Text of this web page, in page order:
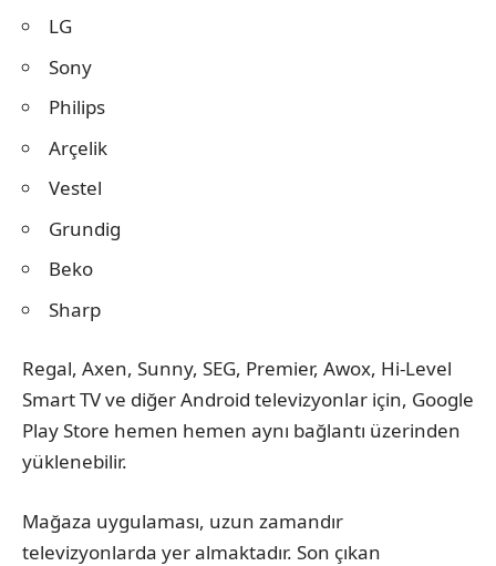
LG
Sony
Philips
Arçelik
Vestel
Grundig
Beko
Sharp
Regal, Axen, Sunny, SEG, Premier, Awox, Hi-Level
Smart TV ve diğer Android televizyonlar için, Google
Play Store hemen hemen aynı bağlantı üzerinden
yüklenebilir.
Mağaza uygulaması, uzun zamandır
televizyonlarda yer almaktadır. Son çıkan